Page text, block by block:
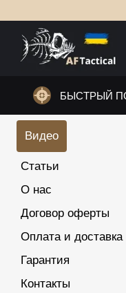
БЫСТРЫЙ
Видео
Статьи
О нас
Договор оферты
Оплата и доставка
Гарантия
Контакты